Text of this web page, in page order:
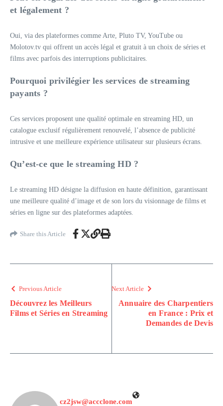
et légalement ?
Oui, via des plateformes comme Arte, Pluto TV, YouTube ou
Molotov.tv qui offrent un accès légal et gratuit à un choix de séries et
films avec parfois des interruptions publicitaires.
Pourquoi privilégier les services de streaming
payants ?
Ces services proposent une qualité optimale en streaming HD, un
catalogue exclusif régulièrement renouvelé, l’absence de publicité
intrusive et une meilleure expérience utilisateur sur plusieurs écrans.
Qu’est-ce que le streaming HD ?
Le streaming HD désigne la diffusion en haute définition, garantissant
une meilleure qualité d’image et de son lors du visionnage de films et
séries en ligne sur des plateformes adaptées.
Share this Article
Previous Article
Découvrez les Meilleurs
Films et Séries en Streaming
Next Article
Annuaire des Charpentiers
en France : Prix et
Demandes de Devis
cz2jsw@accclone.com